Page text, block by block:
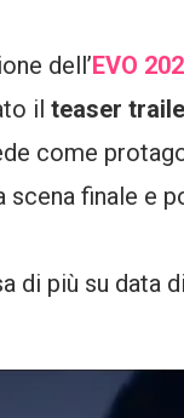
dell’EVO
il teaser
come
scena finale e
di più su data